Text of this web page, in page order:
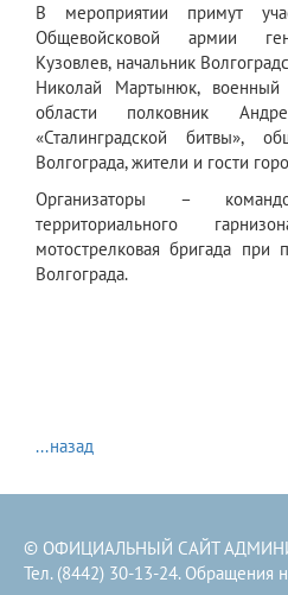
В мероприятии примут
Общевойсковой армии
Кузовлев, начальник
Николай Мартынюк, военный
области полковник
«Сталинградской битвы»,
Волгограда, жители и гости
Организаторы –
территориального
мотострелковая бригада при
Волгограда.
...назад
© ОФИЦИАЛЬНЫЙ САЙТ
Тел. (8442) 30-13-24. Обращения